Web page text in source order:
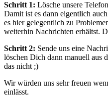
Schritt 1: Lösche unsere
Damit ist es dann eigentlich
es hier gelegentlich zu
weiterhin Nachrichten erhältst.
Schritt 2: Sende uns eine
löschen Dich dann manuell aus
das nicht ;)
Wir würden uns sehr freuen
einlässt.